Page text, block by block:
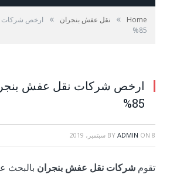
Home
» نقل عفش بنجران »
ارخص شركات
85%
ارخص شركات نقل عفش
85%
BY ADMIN ON 8 سبتمبر، 2019
تقوم شركات نقل عفش بنجران بالبحث